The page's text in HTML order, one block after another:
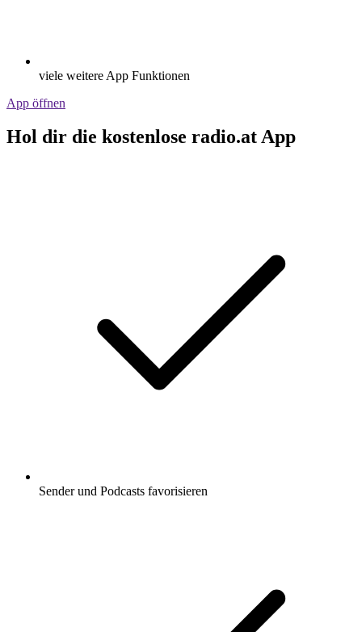
viele weitere App Funktionen
App öffnen
Hol dir die kostenlose radio.at App
Sender und Podcasts favorisieren